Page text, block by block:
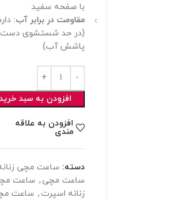
با صفحه سفید
مقاومت در برابر آب:
(در حد شستشوی دست
پاشش آب)
افزودن به سبد
افزودن به علاقه
مندی
دسته: ساعت مچی
ساعت مچی , ساعت
زنانه اسپرت , ساعت